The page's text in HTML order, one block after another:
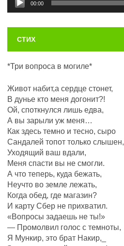
00:00
СТИХ
*Три вопроса в могиле*
Живот набит,а сердце стонет,
В дунье кто меня догонит?!
Ой, споткнулся лишь едва,
А вы зарыли уж меня…
Как здесь темно и тесно, сыро
Сандалей топот только слышен,
Уходящий ваш вдали,
Меня спасти вы не смогли.
А что теперь, куда бежать,
Неучто во земле лежать,
Когда обед, где магазин?
И карту Сбер не прихватил.
«Вопросы задаешь не ты!»
— Промолвил голос с темноты,
Я Мункир, это брат Накир,_